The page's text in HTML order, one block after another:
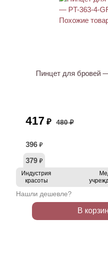
Пинцет для бровей
417 ₽ 480 ₽
396 ₽
379 ₽
Индустрия
красоты
Нашли дешевле?
В